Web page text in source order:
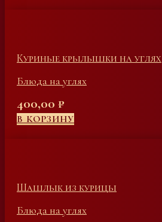
Куриные крылышки на углях
Блюда на углях
400,00 ₽
В КОРЗИНУ
Шашлык из курицы
Блюда на углях